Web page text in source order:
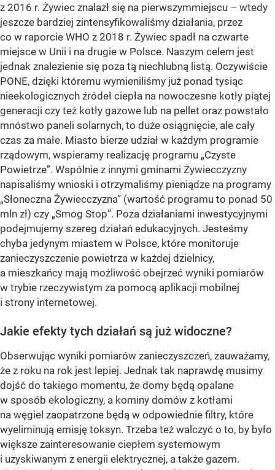
z 2016 r. Żywiec znalazł się na pierwszymmiejscu – wtedy
jeszcze bardziej zintensyfikowaliśmy działania, przez
co w raporcie WHO z 2018 r. Żywiec spadł na czwarte
miejsce w Unii i na drugie w Polsce. Naszym celem jest
jednak znalezienie się poza tą niechlubną listą. Oczywiście
PONE, dzięki któremu wymieniliśmy już ponad tysiąc
nieekologicznych źródeł ciepła na nowoczesne kotły piątej
generacji czy też kotły gazowe lub na pellet oraz powstało
mnóstwo paneli solarnych, to duże osiągnięcie, ale cały
czas za małe. Miasto bierze udział w każdym programie
rządowym, wspieramy realizację programu „Czyste
Powietrze”. Wspólnie z innymi gminami Żywiecczyzny
napisaliśmy wnioski i otrzymaliśmy pieniądze na programy
„Słoneczna Żywiecczyzna” (wartość programu to ponad 50
mln zł) czy „Smog Stop”. Poza działaniami inwestycyjnymi
podejmujemy szereg działań edukacyjnych. Jesteśmy
chyba jedynym miastem w Polsce, które monitoruje
zanieczyszczenie powietrza w każdej dzielnicy,
a mieszkańcy mają możliwość obejrzeć wyniki pomiarów
w trybie rzeczywistym za pomocą aplikacji mobilnej
i strony internetowej.
Jakie efekty tych działań są już widoczne?
Obserwując wyniki pomiarów zanieczyszczeń, zauważamy,
że z roku na rok jest lepiej. Jednak tak naprawdę musimy
dojść do takiego momentu, że domy będą opalane
w sposób ekologiczny, a kominy domów z kotłami
na węgiel zaopatrzone będą w odpowiednie filtry, które
wyeliminują emisję toksyn. Trzeba też walczyć o to, by było
większe zainteresowanie ciepłem systemowym
i uzyskiwanym z energii elektrycznej, a także gazem.